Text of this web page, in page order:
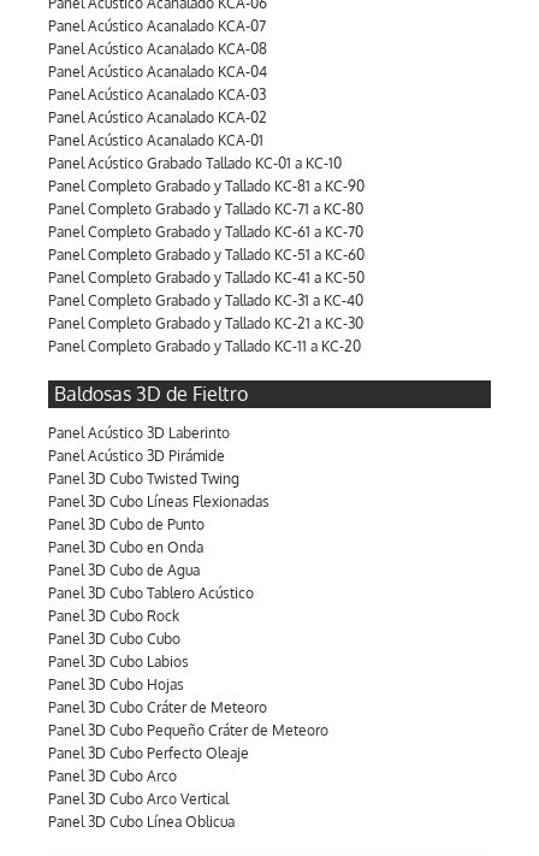
Panel Acústico Acanalado KCA-07
Panel Acústico Acanalado KCA-08
Panel Acústico Acanalado KCA-04
Panel Acústico Acanalado KCA-03
Panel Acústico Acanalado KCA-02
Panel Acústico Acanalado KCA-01
Panel Acústico Grabado Tallado KC-01 a KC-10
Panel Completo Grabado y Tallado KC-81 a KC-90
Panel Completo Grabado y Tallado KC-71 a KC-80
Panel Completo Grabado y Tallado KC-61 a KC-70
Panel Completo Grabado y Tallado KC-51 a KC-60
Panel Completo Grabado y Tallado KC-41 a KC-50
Panel Completo Grabado y Tallado KC-31 a KC-40
Panel Completo Grabado y Tallado KC-21 a KC-30
Panel Completo Grabado y Tallado KC-11 a KC-20
Baldosas 3D de Fieltro
Panel Acústico 3D Laberinto
Panel Acústico 3D Pirámide
Panel 3D Cubo Twisted Twing
Panel 3D Cubo Líneas Flexionadas
Panel 3D Cubo de Punto
Panel 3D Cubo en Onda
Panel 3D Cubo de Agua
Panel 3D Cubo Tablero Acústico
Panel 3D Cubo Rock
Panel 3D Cubo Cubo
Panel 3D Cubo Labios
Panel 3D Cubo Hojas
Panel 3D Cubo Cráter de Meteoro
Panel 3D Cubo Pequeño Cráter de Meteoro
Panel 3D Cubo Perfecto Oleaje
Panel 3D Cubo Arco
Panel 3D Cubo Arco Vertical
Panel 3D Cubo Línea Oblicua